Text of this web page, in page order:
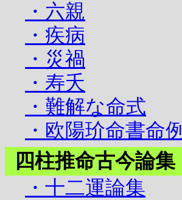
・六親
・疾病
・災禍
・寿夭
・難解な命式
・欧陽玠命書命例
四柱推命古今論集
・十二運論集